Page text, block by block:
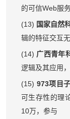
的可信Web服
(13) 国家自然
辑的特征交互
(14) 广西青年
逻辑及其应用，
(15) 973项目
可生存性的理
10万，参与